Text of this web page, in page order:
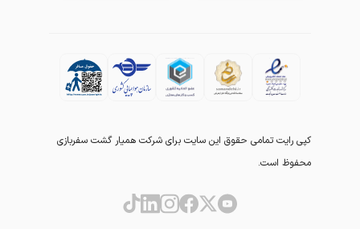
کپی رایت تمامی حقوق این سایت برای شرکت همیار گشت سفربازی
محفوظ است.